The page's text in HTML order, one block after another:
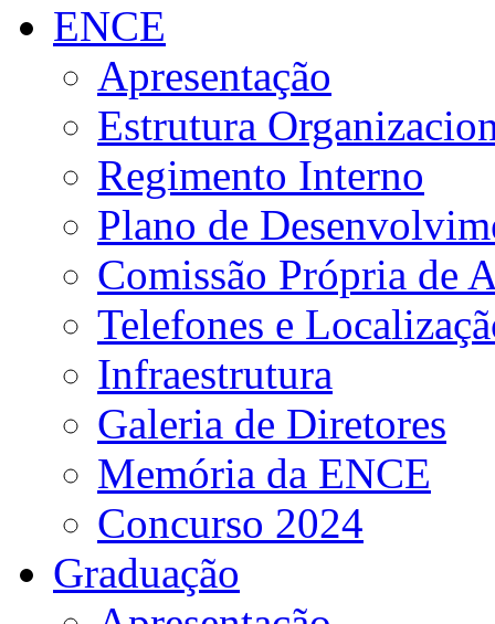
ENCE
Apresentação
Estrutura
Regimento Interno
Plano de
Comissão Própria de
Telefones e
Infraestrutura
Galeria de Diretores
Memória da ENCE
Concurso 2024
Graduação